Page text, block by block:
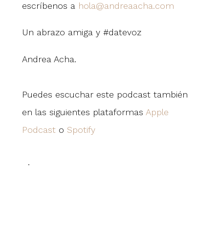
escríbenos a hola@andreaacha.com
Un abrazo amiga y #datevoz
Andrea Acha.
Puedes escuchar este podcast también
en las siguientes plataformas Apple
Podcast o Spotify
.